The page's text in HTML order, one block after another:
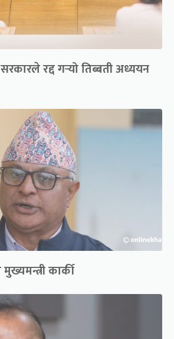
रद्द गर्‍यो तिब्बती अध्ययन
कार्की